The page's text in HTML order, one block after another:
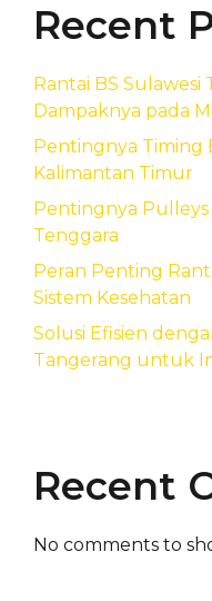
Recent
Rantai BS Sulawesi
Dampaknya pada
Pentingnya Timing
Kalimantan Timur
Pentingnya
Tenggara
Peran Penting
Sistem Kesehatan
Solusi Efisien
Tangerang untuk
Recent
No comments to